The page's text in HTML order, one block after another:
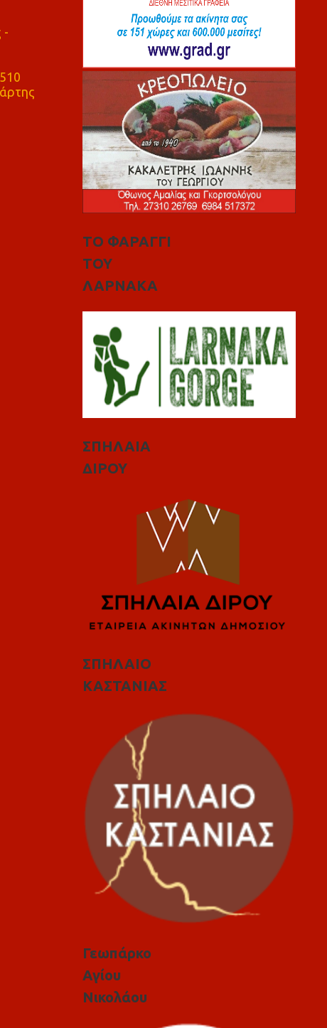
-
ΤΟ ΦΑΡΑΓΓΙ
ΤΟΥ
ΛΑΡΝΑΚΑ
ΣΠΗΛΑΙΑ
ΔΙΡΟΥ
ΣΠΗΛΑΙΟ
ΚΑΣΤΑΝΙΑΣ
Γεωπάρκο
Αγίου
Νικολάου